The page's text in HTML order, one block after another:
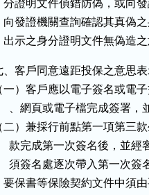
分證明文件偵錯防偽，或向
向發證機關查詢確認其真偽
出示之身分證明文件無偽造之
、客戶同意遠距投保之意思
一）客戶應以電子簽名或電
、網頁或電子檔完成簽署，
二）兼採行前點第一項第三
款完成第一次簽名後，並
須簽名處逐次帶入第一次
要保書等保險契約文件中須